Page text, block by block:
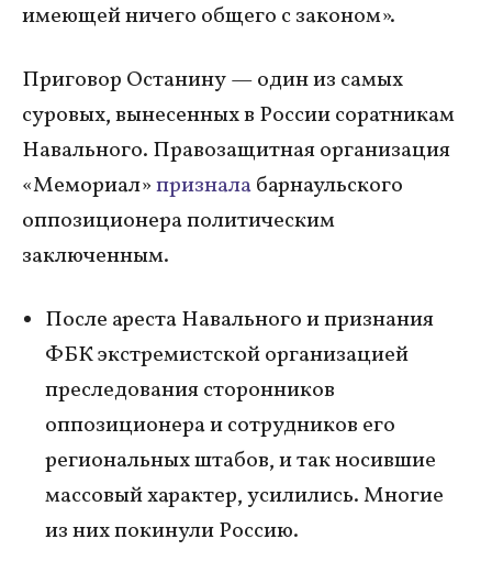
имеющей ничего общего с законом».
Приговор Останину — один из самых
суровых, вынесенных в России соратникам
Навального. Правозащитная организация
«Мемориал»призналабарнаульского
оппозиционера политическим
заключенным.
После ареста Навального и признания
ФБК экстремистской организацией
преследования сторонников
оппозиционера и сотрудников его
региональных штабов, и так носившие
массовый характер, усилились. Многие
из них покинули Россию.